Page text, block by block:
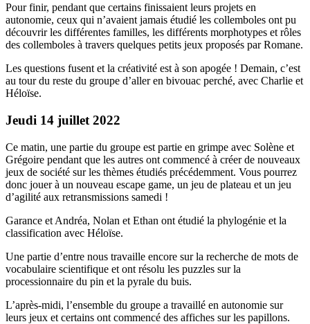
Pour finir, pendant que certains finissaient leurs projets en
autonomie, ceux qui n’avaient jamais étudié les collemboles ont pu
découvrir les différentes familles, les différents morphotypes et rôles
des collemboles à travers quelques petits jeux proposés par Romane.
Les questions fusent et la créativité est à son apogée ! Demain, c’est
au tour du reste du groupe d’aller en bivouac perché, avec Charlie et
Héloïse.
Jeudi 14 juillet 2022
Ce matin, une partie du groupe est partie en grimpe avec Solène et
Grégoire pendant que les autres ont commencé à créer de nouveaux
jeux de société sur les thèmes étudiés précédemment. Vous pourrez
donc jouer à un nouveau escape game, un jeu de plateau et un jeu
d’agilité aux retransmissions samedi !
Garance et Andréa, Nolan et Ethan ont étudié la phylogénie et la
classification avec Héloïse.
Une partie d’entre nous travaille encore sur la recherche de mots de
vocabulaire scientifique et ont résolu les puzzles sur la
processionnaire du pin et la pyrale du buis.
L’après-midi, l’ensemble du groupe a travaillé en autonomie sur
leurs jeux et certains ont commencé des affiches sur les papillons.